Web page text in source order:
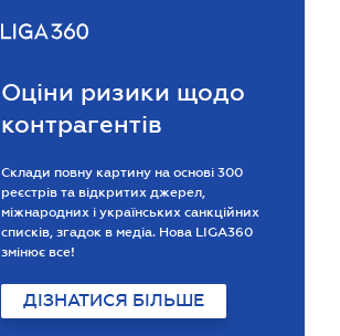
Оціни ризики щодо
контрагентів
Склади повну картину на основі 300
реєстрів та відкритих джерел,
міжнародних і українських санкційних
списків, згадок в медіа. Нова LIGA360
змінює все!
ДІЗНАТИСЯ БІЛЬШЕ